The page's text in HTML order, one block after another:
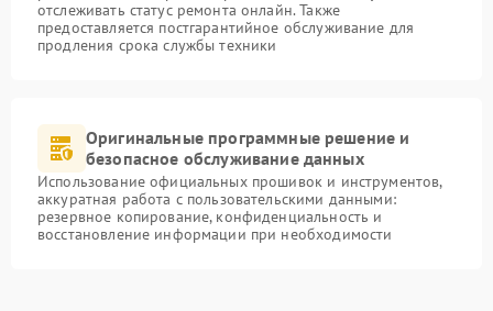
отслеживать статус ремонта онлайн. Также
предоставляется постгарантийное обслуживание для
продления срока службы техники
Оригинальные программные решение и
безопасное обслуживание данных
Использование официальных прошивок и инструментов,
аккуратная работа с пользовательскими данными:
резервное копирование, конфиденциальность и
восстановление информации при необходимости